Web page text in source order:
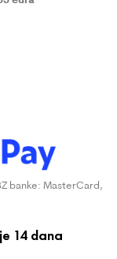
banke: MasterCard,
14 dana